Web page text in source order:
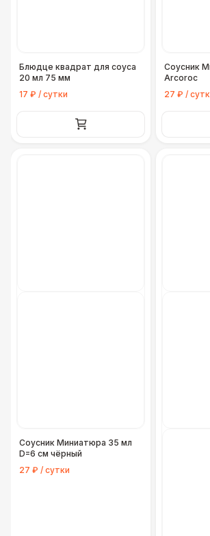
Блюдце квадрат для соуса
20 мл 75 мм
17 ₽ / сутки
Соусник
Arcoroc
27 ₽ /
Соусник Миниатюра 35 мл
D=6 см чёрный
27 ₽ / сутки